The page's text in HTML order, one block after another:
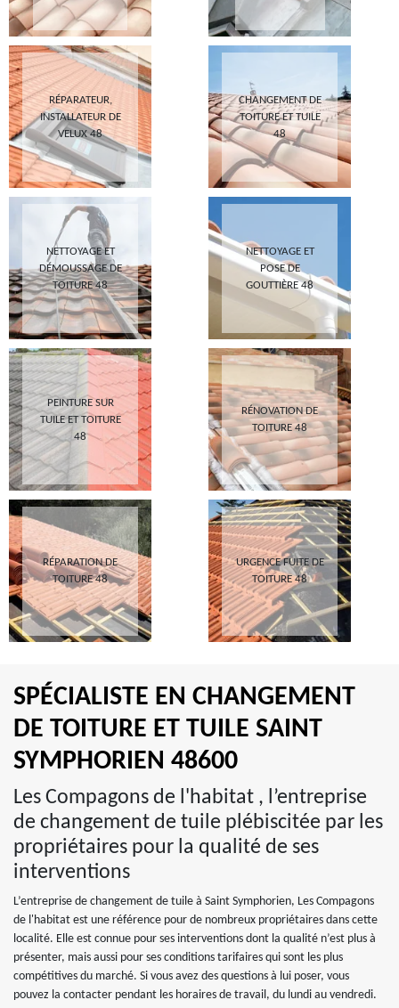
RÉPARATEUR,
INSTALLATEUR DE
VELUX 48
CHANGEMENT DE
TOITURE ET TUILE
48
NETTOYAGE ET
DÉMOUSSAGE DE
TOITURE 48
NETTOYAGE ET
POSE DE
GOUTTIÈRE 48
PEINTURE SUR
TUILE ET TOITURE
48
RÉNOVATION DE
TOITURE 48
RÉPARATION DE
TOITURE 48
URGENCE FUITE DE
TOITURE 48
SPÉCIALISTE EN CHANGEMENT
DE TOITURE ET TUILE SAINT
SYMPHORIEN 48600
Les Compagons de l'habitat , l’entreprise
de changement de tuile plébiscitée par les
propriétaires pour la qualité de ses
interventions
L’entreprise de changement de tuile à Saint Symphorien, Les Compagons
de l'habitat est une référence pour de nombreux propriétaires dans cette
localité. Elle est connue pour ses interventions dont la qualité n’est plus à
présenter, mais aussi pour ses conditions tarifaires qui sont les plus
compétitives du marché. Si vous avez des questions à lui poser, vous
pouvez la contacter pendant les horaires de travail, du lundi au vendredi.